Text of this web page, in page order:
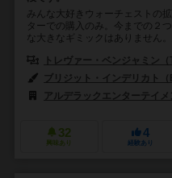
みんな大好きウォーチェストの
ターでの購入のみ。今までの２
な大きなギミックはありません
トレヴァー・ベンジャミン
ブリジット・インデリカト
アルデラックエンターテイ
32
興味あり
4
経験あり